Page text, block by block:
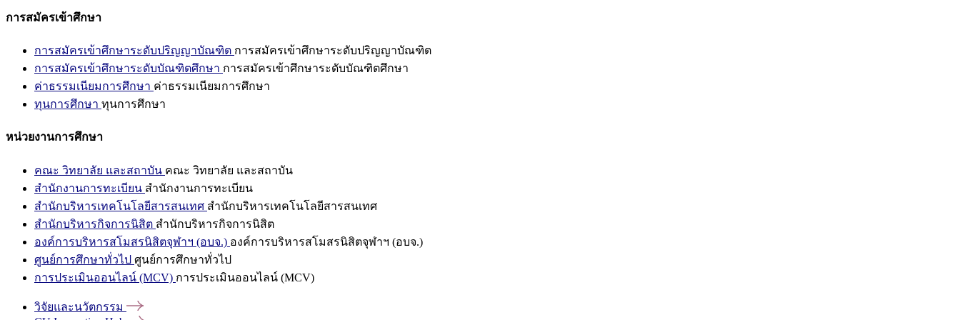
การสมัครเข้าศึกษา
การสมัครเข้าศึกษาระดับปริญญาบัณฑิต การสมัครเข้าศึกษาระดับปริญญาบัณฑิต
การสมัครเข้าศึกษาระดับบัณฑิตศึกษา การสมัครเข้าศึกษาระดับบัณฑิตศึกษา
ค่าธรรมเนียมการศึกษา ค่าธรรมเนียมการศึกษา
ทุนการศึกษา ทุนการศึกษา
หน่วยงานการศึกษา
คณะ วิทยาลัย และสถาบัน คณะ วิทยาลัย และสถาบัน
สำนักงานการทะเบียน สำนักงานการทะเบียน
สำนักบริหารเทคโนโลยีสารสนเทศ สำนักบริหารเทคโนโลยีสารสนเทศ
สำนักบริหารกิจการนิสิต สำนักบริหารกิจการนิสิต
องค์การบริหารสโมสรนิสิตจุฬาฯ (อบจ.) องค์การบริหารสโมสรนิสิตจุฬาฯ (อบจ.)
ศูนย์การศึกษาทั่วไป ศูนย์การศึกษาทั่วไป
การประเมินออนไลน์ (MCV) การประเมินออนไลน์ (MCV)
วิจัยและนวัตกรรม